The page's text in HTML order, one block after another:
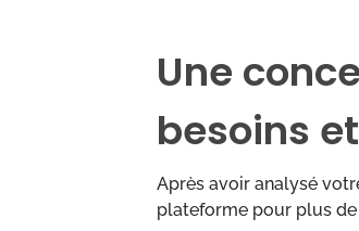
Une
besoins
Après avoir analysé
plateforme pour plus